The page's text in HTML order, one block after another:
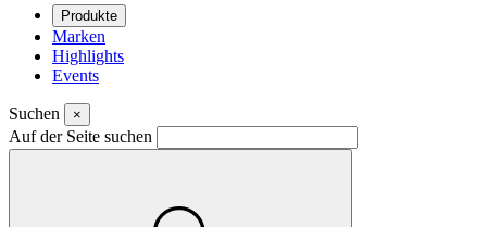
Produkte
Marken
Highlights
Events
Suchen ×
Auf der Seite suchen